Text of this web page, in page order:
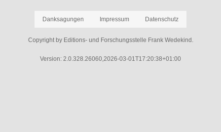
Danksagungen Impressum Datenschutz
Copyright by Editions- und Forschungsstelle Frank Wedekind.
Version: 2.0.328.26060,2026-03-01T17:20:38+01:00